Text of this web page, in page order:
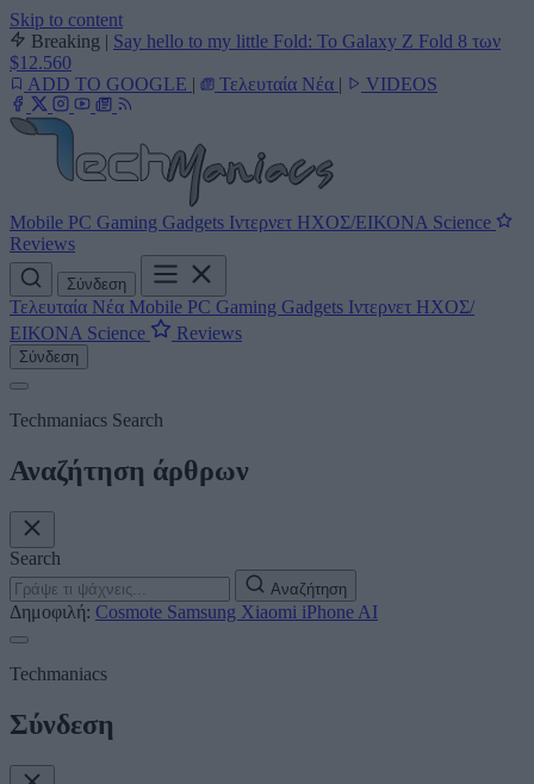
Skip to content
Breaking | Say hello to my little Fold: Το Galaxy Z Fold 8 των
$12.560
ADD TO GOOGLE | Τελευταία Νέα | VIDEOS
Mobile PC Gaming Gadgets Ιντερνετ ΗΧΟΣ/ΕΙΚΟΝΑ Science
Reviews
Σύνδεση
Τελευταία Νέα Mobile PC Gaming Gadgets Ιντερνετ ΗΧΟΣ/
ΕΙΚΟΝΑ Science Reviews
Σύνδεση
Techmaniacs Search
Αναζήτηση άρθρων
Search
Αναζήτηση
Δημοφιλή: Cosmote Samsung Xiaomi iPhone AI
Techmaniacs
Σύνδεση